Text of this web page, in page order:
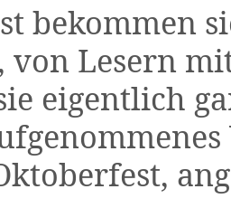
bekommen
von Lesern
eigentlich